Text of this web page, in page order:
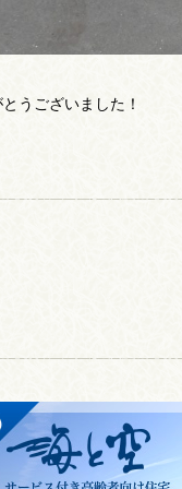
うございました！